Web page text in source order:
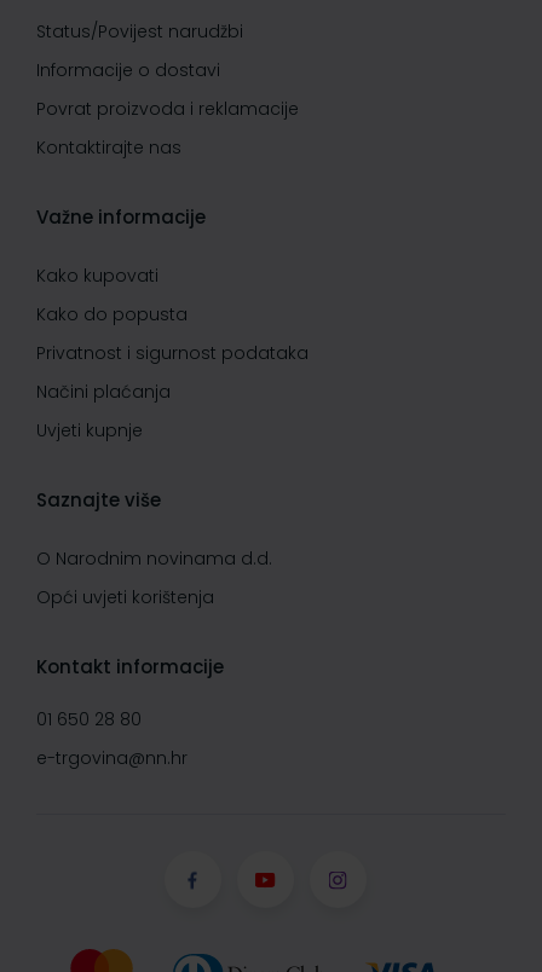
Status/Povijest narudžbi
Informacije o dostavi
Povrat proizvoda i reklamacije
Kontaktirajte nas
Važne informacije
Kako kupovati
Kako do popusta
Privatnost i sigurnost podataka
Načini plaćanja
Uvjeti kupnje
Saznajte više
O Narodnim novinama d.d.
Opći uvjeti korištenja
Kontakt informacije
01 650 28 80
e-trgovina@nn.hr